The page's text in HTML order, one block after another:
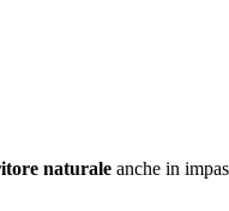
naturale anche in